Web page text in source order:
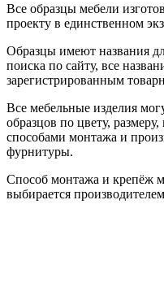
Все образцы мебели
проекту в единственном
Образцы имеют названия
поиска по сайту, все
зарегистрированным
Все мебельные изделия
образцов по цвету,
способами монтажа и
фурнитуры.
Способ монтажа и крепёж
выбирается